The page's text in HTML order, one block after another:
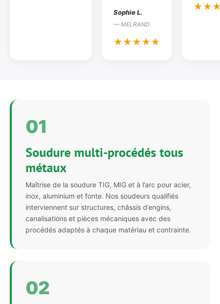
Sophie L.
— MELRAND
★★★★★
01
Soudure multi-procédés tous
métaux
Maîtrise de la soudure TIG, MIG et à l’arc pour acier,
inox, aluminium et fonte. Nos soudeurs qualifiés
interviennent sur structures, châssis d’engins,
canalisations et pièces mécaniques avec des
procédés adaptés à chaque matériau et contrainte.
02